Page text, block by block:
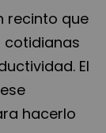
recinto que
cotidianas
El
hacerlo